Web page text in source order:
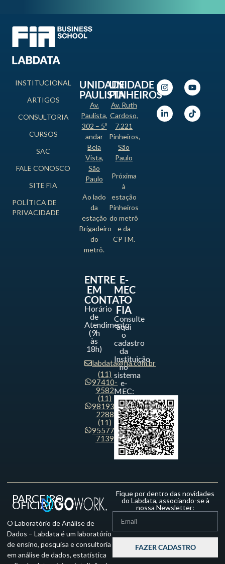
INSTITUCIONAL
ARTIGOS
CONSULTORIA
CURSOS
SAC
FALE CONOSCO
SITE FIA
POLÍTICA DE
PRIVACIDADE
UNIDADE
PAULISTA
Av.
Paulista,
302 – 5º
andar
Bela
Vista,
São
Paulo
Ao lado
da
estação
Brigadeiro
do
metrô.
UNIDADE
PINHEIROS
Av. Ruth
Cardoso,
7.221
Pinheiros,
São
Paulo
Próxima
à
estação
Pinheiros
do metrô
e da
CPTM.
ENTRE
EM
CONTATO
Horário
de
Atendimento
(9h
às
18h)
labdata@fia.com.br
(11)
97410-
9582
(11)
98193-
2288
(11)
95577-
7139
E-
MEC
-
FIA
Consulte
aqui
o
cadastro
da
Instituição
no
sistema
e-
MEC:
PARCEIRO
OFICIAL
O Laboratório de Análise de
Dados – Labdata é um laboratório
de ensino, pesquisa e consultoria
em análise de dados, estatística
Fique por dentro das novidades
do Labdata, associando-se à
nossa Newsletter:
FAZER CADASTRO